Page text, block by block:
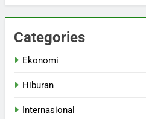
Categories
Ekonomi
Hiburan
Internasional